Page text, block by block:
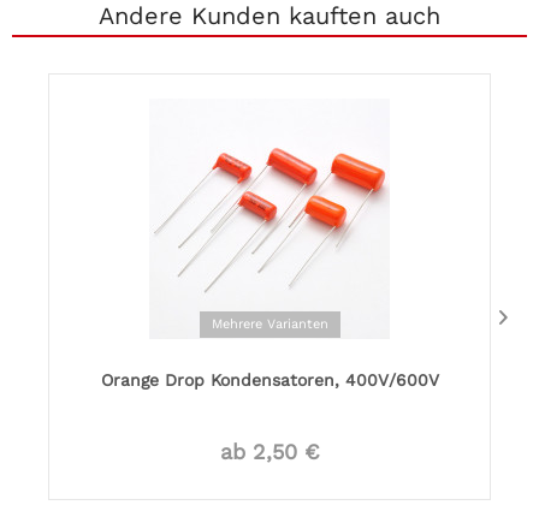
Andere Kunden kauften auch
Mehrere Varianten
Orange Drop Kondensatoren, 400V/600V
ab 2,50 €